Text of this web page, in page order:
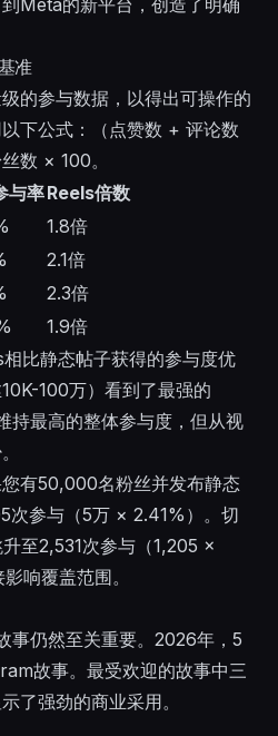
Meta的新平台，创造了明确
准
的参与数据，以得出可操作的
下公式：（点赞数 + 评论数
数 × 100。
与率Reels倍数
1.8倍
2.1倍
2.3倍
1.9倍
比静态帖子获得的参与度优
100万）看到了最强的
持最高的整体参与度，但从视
有50,000名粉丝并发布静态
次参与（5万 × 2.41%）。切
至2,531次参与（1,205 ×
响覆盖范围。
事仍然至关重要。2026年，5
故事。最受欢迎的故事中三
了强劲的商业采用。